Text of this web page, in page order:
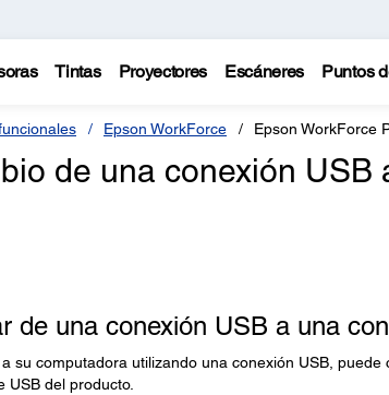
Tintas Proyectores Escáneres Puntos
Epson WorkForce Epson WorkForce
de una conexión USB
de una conexión USB a una
su computadora utilizando una conexión USB, puede
USB del producto.